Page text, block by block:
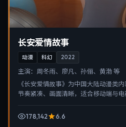
长安爱情故事
动漫 科幻 2022
主演： 周冬雨、廖凡、孙俪、黄渤 等
《长安爱情故事》为中国大陆动漫类
节奏紧凑、画面清晰，适合移动端与
178,142
6.6